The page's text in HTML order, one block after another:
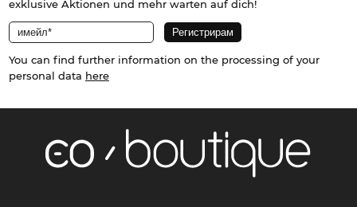
exklusive Aktionen und mehr warten auf dich!
You can find further information on the processing of your
personal data here